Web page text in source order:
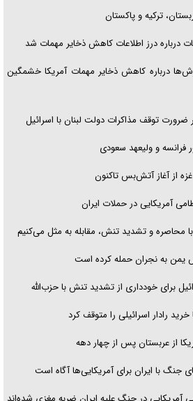
ترکیه و پاکستان
درباره درز اطلاعات کاهش ذخایر مهمات شد
درباره کاهش ذخایر مهمات آمریکا خشمگین
ضرورت توقف مذاکرات دولت لبنان با اسرائیل
و ولیعهد سعودی
محاصره و تشدید تنش، مقابله به مثل می‌کنیم
یمن به نجران حمله کرده است
برای خودداری از تشدید تنش با حزب‌الله
خرید رادار اسرائیلی را متوقف کرد
از عربستان پس از چهار دهه
جنگ با ایران برای آمریکایی‌ها آگاه است